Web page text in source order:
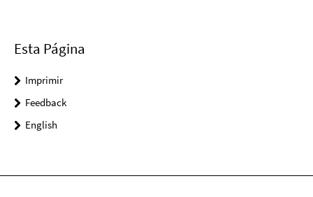
Esta Página
Imprimir
Feedback
English